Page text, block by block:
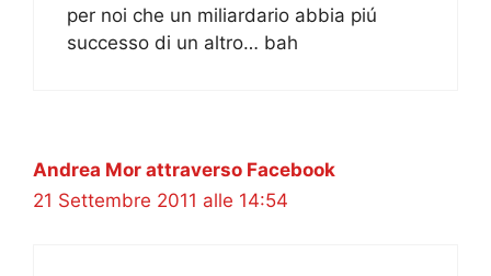
per noi che un miliardario abbia piú
successo di un altro… bah
Andrea Mor attraverso Facebook
21 Settembre 2011 alle 14:54